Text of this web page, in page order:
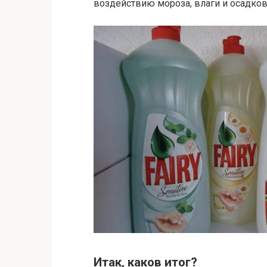
воздействию мороза, влаги и
Итак, каков итог?